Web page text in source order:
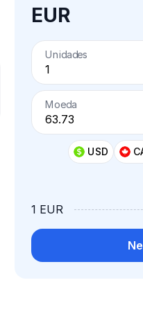
EUR
Unidades
Moeda
USD
1 EUR